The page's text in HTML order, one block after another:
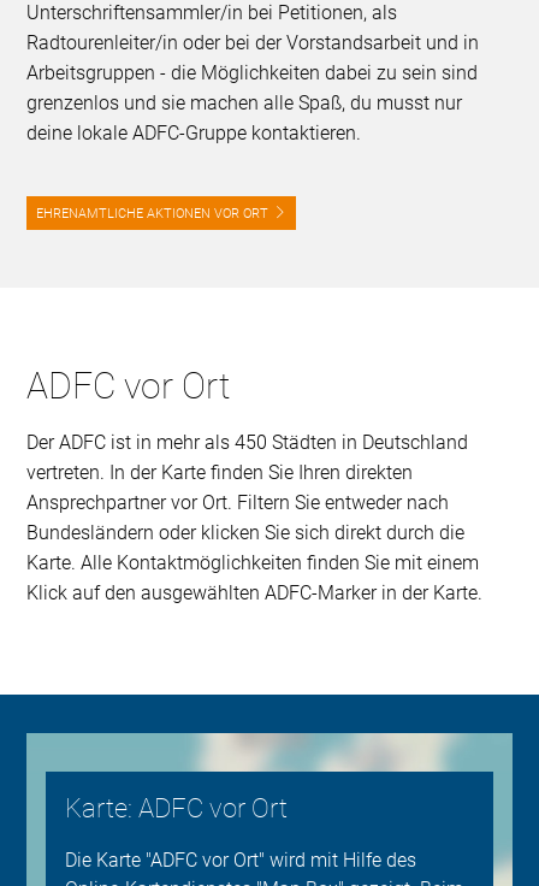
Unterschriftensammler/in bei Petitionen, als
Radtourenleiter/in oder bei der Vorstandsarbeit und in
Arbeitsgruppen - die Möglichkeiten dabei zu sein sind
grenzenlos und sie machen alle Spaß, du musst nur
deine lokale ADFC-Gruppe kontaktieren.
EHRENAMTLICHE AKTIONEN VOR ORT
ADFC vor Ort
Der ADFC ist in mehr als 450 Städten in Deutschland
vertreten. In der Karte finden Sie Ihren direkten
Ansprechpartner vor Ort. Filtern Sie entweder nach
Bundesländern oder klicken Sie sich direkt durch die
Karte. Alle Kontaktmöglichkeiten finden Sie mit einem
Klick auf den ausgewählten ADFC-Marker in der Karte.
Karte: ADFC vor Ort
Die Karte "ADFC vor Ort" wird mit Hilfe des